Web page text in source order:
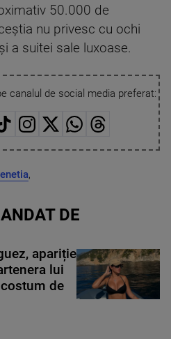
50.000 de
nu privesc cu ochi
a suitei sale luxoase.
canalul de social media preferat:
,
DE
apariție
lui
de